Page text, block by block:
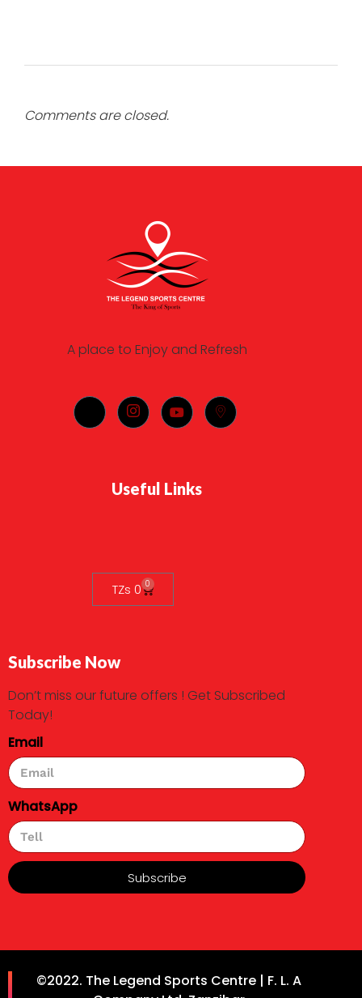
Comments are closed.
A place to Enjoy and Refresh
Useful Links
TZs 0 0
Subscribe Now
Don’t miss our future offers ! Get Subscribed
Today!
Email
WhatsApp
Subscribe
©2022. The Legend Sports Centre | F. L. A